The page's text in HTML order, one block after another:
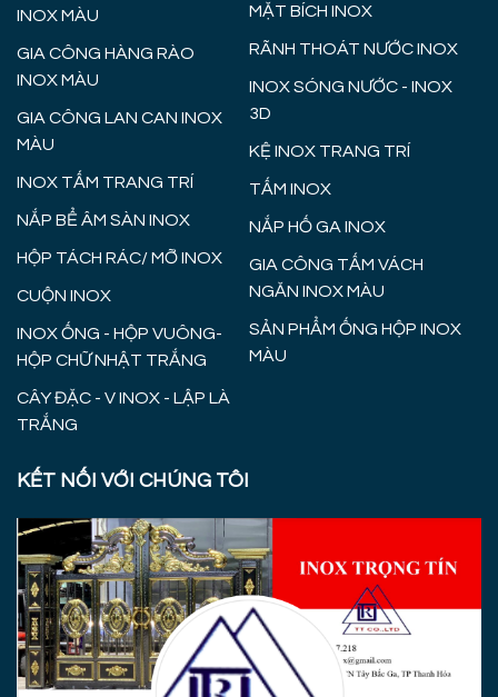
INOX MÀU
GIA CÔNG HÀNG RÀO
INOX MÀU
GIA CÔNG LAN CAN INOX
MÀU
INOX TẤM TRANG TRÍ
NẮP BỂ ÂM SÀN INOX
HỘP TÁCH RÁC/ MỠ INOX
CUỘN INOX
INOX ỐNG - HỘP VUÔNG-
HỘP CHỮ NHẬT TRẮNG
CÂY ĐẶC - V INOX - LẬP LÀ
TRẮNG
MẶT BÍCH INOX
RÃNH THOÁT NƯỚC INOX
INOX SÓNG NƯỚC - INOX
3D
KỆ INOX TRANG TRÍ
TẤM INOX
NẮP HỐ GA INOX
GIA CÔNG TẤM VÁCH
NGĂN INOX MÀU
SẢN PHẨM ỐNG HỘP INOX
MÀU
KẾT NỐI VỚI CHÚNG TÔI